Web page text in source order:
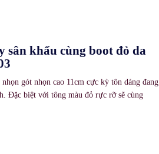
sân khấu cùng boot đỏ da
gót nhọn cao 11cm cực kỳ tôn dáng đang
Đặc biệt với tông màu đỏ rực rỡ sẽ cùng